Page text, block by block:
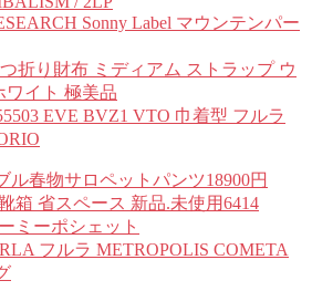
Sonny Label マウンテンパー
折り財布 ミディアム ストラップ ウ
ワイト 極美品
EVE BVZ1 VTO 巾着型 フルラ
ル春物サロペットパンツ18900円
箱 省スペース 新品.未使用6414
ミーポシェット
フルラ METROPOLIS COMETA